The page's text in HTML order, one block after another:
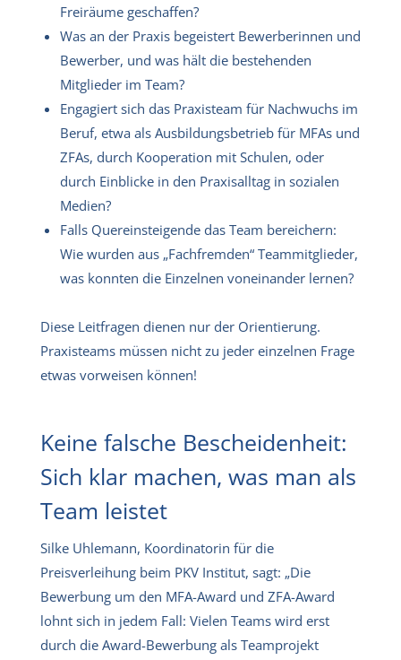
Freiräume geschaffen?
Was an der Praxis begeistert Bewerberinnen und
Bewerber, und was hält die bestehenden
Mitglieder im Team?
Engagiert sich das Praxisteam für Nachwuchs im
Beruf, etwa als Ausbildungsbetrieb für MFAs und
ZFAs, durch Kooperation mit Schulen, oder
durch Einblicke in den Praxisalltag in sozialen
Medien?
Falls Quereinsteigende das Team bereichern:
Wie wurden aus „Fachfremden“ Teammitglieder,
was konnten die Einzelnen voneinander lernen?
Diese Leitfragen dienen nur der Orientierung.
Praxisteams müssen nicht zu jeder einzelnen Frage
etwas vorweisen können!
Keine falsche Bescheidenheit:
Sich klar machen, was man als
Team leistet
Silke Uhlemann, Koordinatorin für die
Preisverleihung beim PKV Institut, sagt: „Die
Bewerbung um den MFA-Award und ZFA-Award
lohnt sich in jedem Fall: Vielen Teams wird erst
durch die Award-Bewerbung als Teamprojekt